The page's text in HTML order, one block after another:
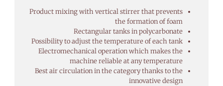
Product mixing with vertical stirrer that prevents
the formation of foam
Rectangular tanks in polycarbonate
Possibility to adjust the temperature of each tank
Electromechanical operation which makes the
machine reliable at any temperature
Best air circulation in the category thanks to the
innovative design